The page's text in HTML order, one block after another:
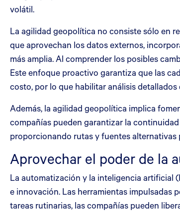
volátil.
La agilidad geopolítica no consiste sólo en
que aprovechan los datos externos,
más amplia. Al comprender los posibles
Este enfoque proactivo garantiza que las
costo, por lo que habilitar análisis
Además, la agilidad geopolítica implica
compañías pueden garantizar la
proporcionando rutas y fuentes alternativas
Aprovechar el poder de la
La automatización y la inteligencia artificial
e innovación. Las herramientas impulsadas
tareas rutinarias, las compañías pueden